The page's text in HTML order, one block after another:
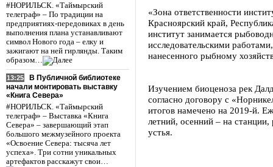
#НОРИЛЬСК. «Таймырский
телеграф» – По традиции на
предприятиях-передовиках в день
выполнения плана устанавливают
символ Нового года – елку и
зажигают на ней гирлянды. Таким
образом…
13:25
В Публичной библиотеке
начали монтировать выставку
«Книга Севера»
#НОРИЛЬСК. «Таймырский
телеграф» – Выставка «Книга
Севера» – завершающий этап
большого межмузейного проекта
«Освоение Севера: тысяча лет
успеха». Три сотни уникальных
артефактов расскажут свои…
«Зона ответственности
Красноярский край,
институт занимается
исследовательскими
нанесенного рыбному
Изучением биоценоза рек
согласно договору с
итогов намечено на 2019-й.
летний, осенний – на
устья.